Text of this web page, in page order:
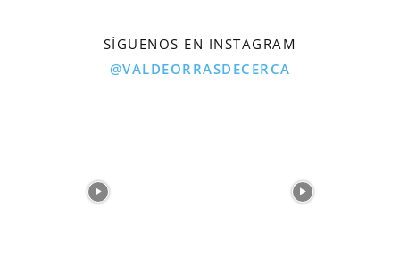
SÍGUENOS EN INSTAGRAM
@VALDEORRASDECERCA